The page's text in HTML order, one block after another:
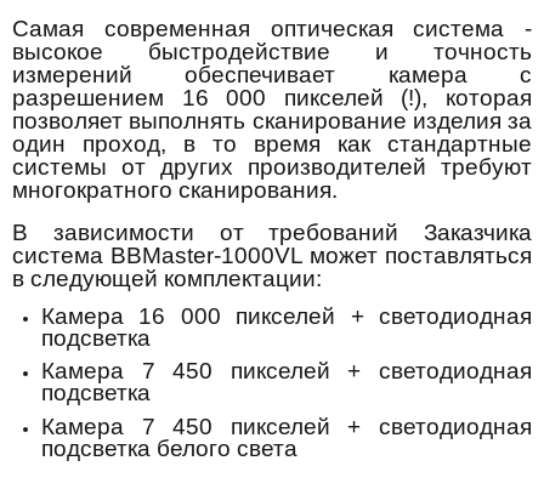
Самая современная оптическая система -
высокое быстродействие и точность
измерений обеспечивает камера с
разрешением 16 000 пикселей (!), которая
позволяет выполнять сканирование изделия за
один проход, в то время как стандартные
системы от других производителей требуют
многократного сканирования.
В зависимости от требований Заказчика
система BBMaster-1000VL может поставляться
в следующей комплектации:
Камера 16 000 пикселей + светодиодная
подсветка
Камера 7 450 пикселей + светодиодная
подсветка
Камера 7 450 пикселей + светодиодная
подсветка белого света